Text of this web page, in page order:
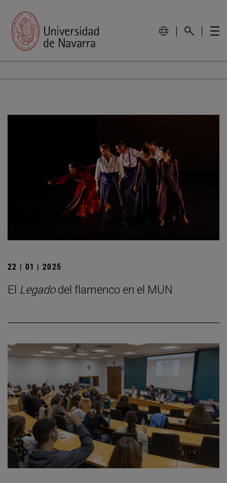
22 | 01 | 2025
El Legadodel flamenco en el MUN